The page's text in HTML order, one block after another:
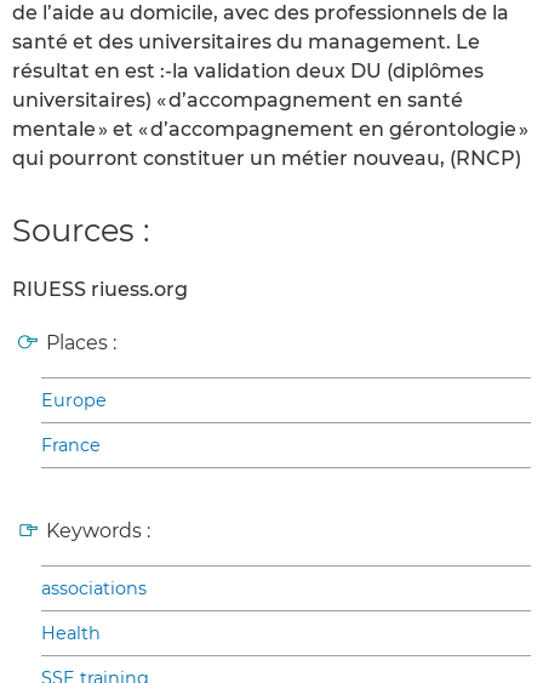
de l’aide au domicile, avec des professionnels de la
santé et des universitaires du management. Le
résultat en est :-la validation deux DU (diplômes
universitaires) « d’accompagnement en santé
mentale » et « d’accompagnement en gérontologie »
qui pourront constituer un métier nouveau, (RNCP)
Sources :
RIUESS riuess.org
Places :
Europe
France
Keywords :
associations
Health
SSE training